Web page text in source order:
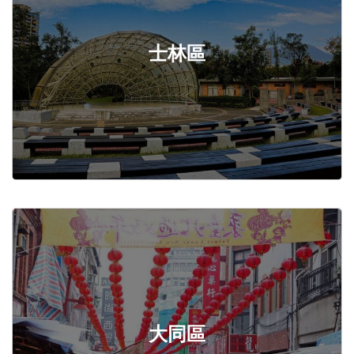
士林區
大同區